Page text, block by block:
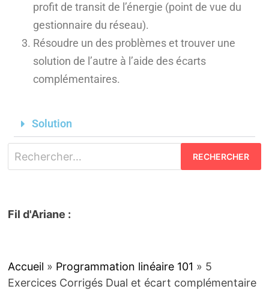
profit de transit de l’énergie (point de vue du
gestionnaire du réseau).
Résoudre un des problèmes et trouver une
solution de l’autre à l’aide des écarts
complémentaires.
Solution
Fil d'Ariane :
Accueil » Programmation linéaire 101 » 5
Exercices Corrigés Dual et écart complémentaire